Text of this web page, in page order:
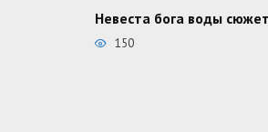
Невеста бога воды
150